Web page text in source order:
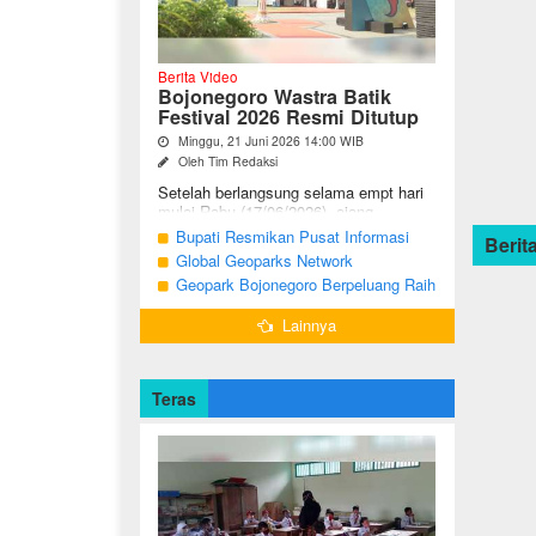
Berita Video
Bojonegoro Wastra Batik
Festival 2026 Resmi Ditutup
Minggu, 21 Juni 2026 14:00 WIB
Oleh Tim Redaksi
Setelah berlangsung selama empt hari
mulai Rabu (17/06/2026), ajang
Bojonegoro Wastra Batik Festival
(BWBF) 2026 resmi ditutup oleh Ketua
Dekranasda ...
Bupati Resmikan Pusat Informasi
Geologi Geopark Bojonegoro
Global Geoparks Network
Association Kunjungi Sejumlah
Geosite di Bojonegoro
Geopark Bojonegoro Berpeluang Raih
UNESCO Global Geopark
Lainnya
Teras